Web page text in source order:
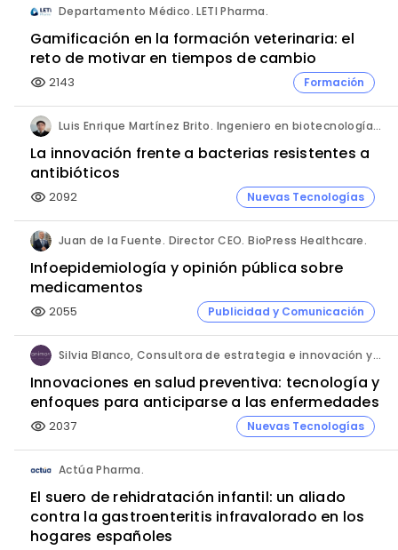
Departamento Médico. LETI Pharma.
Gamificación en la formación veterinaria: el
reto de motivar en tiempos de cambio
visibility 2143 Formación
Luis Enrique Martínez Brito. Ingeniero en biotecnología, México.
La innovación frente a bacterias resistentes a
antibióticos
visibility 2092 Nuevas Tecnologías
Juan de la Fuente. Director CEO. BioPress Healthcare.
Infoepidemiología y opinión pública sobre
medicamentos
visibility 2055 Publicidad y Comunicación
Silvia Blanco, Consultora de estrategia e innovación y Ana Leal, Consultora Senior de estrategia e innovación. ANIMA.
Innovaciones en salud preventiva: tecnología y
enfoques para anticiparse a las enfermedades
visibility 2037 Nuevas Tecnologías
Actúa Pharma.
El suero de rehidratación infantil: un aliado
contra la gastroenteritis infravalorado en los
hogares españoles